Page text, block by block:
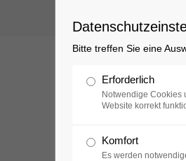
Sammlung
Bitte treffen Sie eine
Erforderlich
Notwendige Cookies
Website korrekt
Komfort
Es werden